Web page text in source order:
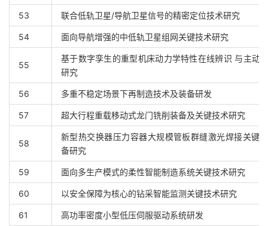
53 联合低轨卫星/导航卫星信号的精密定位技术研究
54 面向导航增强的中低轨卫星组网关键技术研究
55
基于数字孪生的重型机床动力学特性在线辨识 与主动
研究
56 多重不稳定场景下再制造技术及装备研发
57 超大行程重载移动式龙门铣削装备及关键技术研究
58
新型热交换器压力容器大规模管板群缝激光焊接关键
备研究
59 面向多生产模式的柔性智能制造系统关键技术研究
60 以安全保障为核心的钻采智能监测关键技术研究
61 高功率密度小型低压伺服驱动系统研发